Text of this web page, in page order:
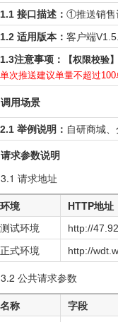
1.1 接口描述： ①推送销
1.2 适用版本： 客户端
1.3注意事项：
【权限校验
单次推送建议单量不超过
用场景
2.1 举例说明： 自研商城
求参数说明
3.1 请求地址
环境
HTTP地址
测试环境
http://
正式环境 http://
3.2 公共请求参数
名称
字段